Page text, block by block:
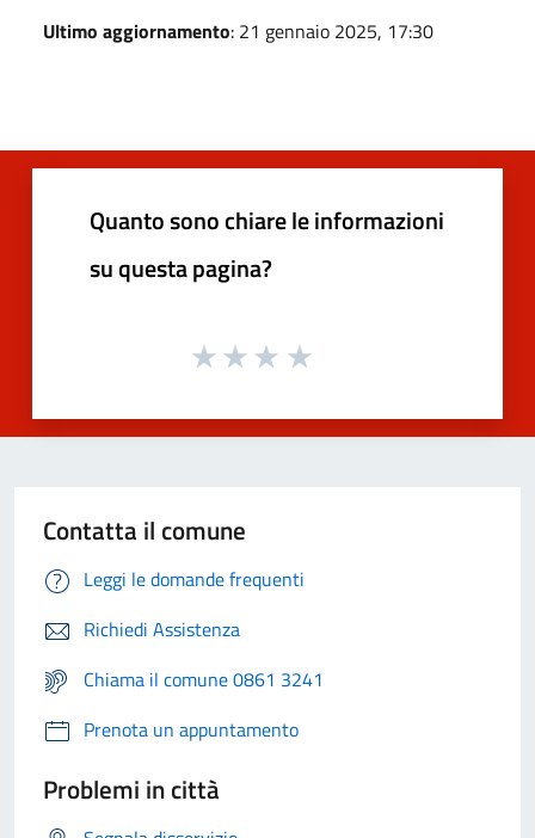
Ultimo aggiornamento: 21 gennaio 2025, 17:30
Quanto sono chiare le informazioni
su questa pagina?
Contatta il comune
Leggi le domande frequenti
Richiedi Assistenza
Chiama il comune 0861 3241
Prenota un appuntamento
Problemi in città